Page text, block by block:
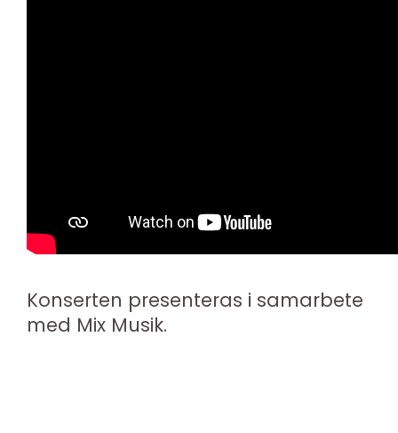
Konserten presenteras i samarbete
med Mix Musik.